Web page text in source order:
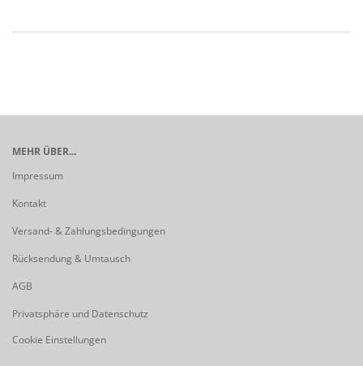
MEHR ÜBER...
Impressum
Kontakt
Versand- & Zahlungsbedingungen
Rücksendung & Umtausch
AGB
Privatsphäre und Datenschutz
Cookie Einstellungen